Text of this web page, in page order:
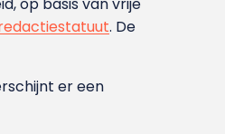
. De
er een